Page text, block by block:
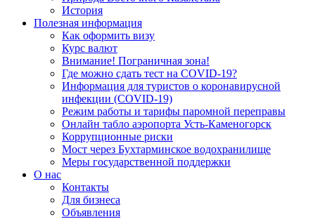
История
Полезная информация
Как оформить визу
Курс валют
Внимание! Пограничная зона!
Где можно сдать тест на COVID-19?
Информация для туристов о коронавирусной
инфекции (COVID-19)
Режим работы и тарифы паромной переправы
Онлайн табло аэропорта Усть-Каменогорск
Коррупционные риски
Мост через Бухтарминское водохранилище
Меры государственной поддержки
О нас
Контакты
Для бизнеса
Объявления